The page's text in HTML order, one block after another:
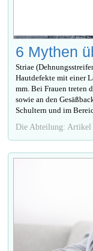
6 Mythen
Striae
Hautdefekte mit einer
mm. Bei Frauen treten
sowie an den
Schultern und im
Die Abteilung: Artikel